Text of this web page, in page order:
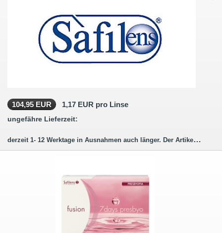
104,95 EUR 1,17 EUR pro Linse
ungefähre Lieferzeit:
derzeit 1- 12 Werktage in Ausnahmen auch länger. Der Artikel wird für Sie bestellt (hergestellt)